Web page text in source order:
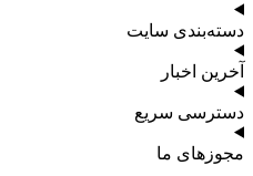
دسته‌بندی سایت
آخرین اخبار
دسترسی سریع
مجوزهای ما